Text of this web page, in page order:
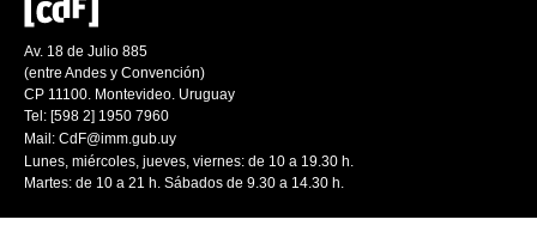
Av. 18 de Julio 885
(entre Andes y Convención)
CP 11100. Montevideo. Uruguay
Tel: [598 2] 1950 7960
Mail: CdF@imm.gub.uy
Lunes, miércoles, jueves, viernes: de 10 a 19.30 h.
Martes: de 10 a 21 h. Sábados de 9.30 a 14.30 h.